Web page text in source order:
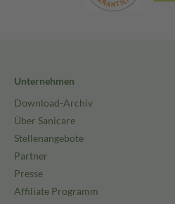
Unternehmen
Download-Archiv
Über Sanicare
Stellenangebote
Partner
Presse
Affiliate Programm